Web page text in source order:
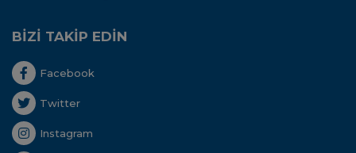
BİZİ TAKİP EDİN
Facebook
Twitter
Instagram